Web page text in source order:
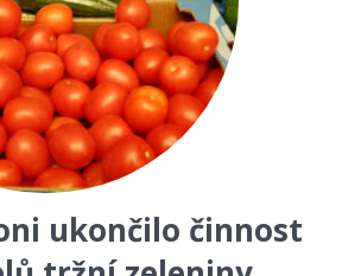
ukončilo činnost